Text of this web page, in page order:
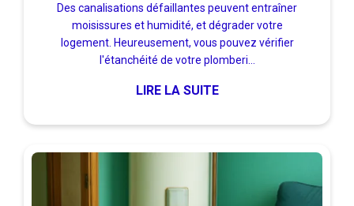
Des canalisations défaillantes peuvent entraîner
moisissures et humidité, et dégrader votre
logement. Heureusement, vous pouvez vérifier
l'étanchéité de votre plomberi...
LIRE LA SUITE